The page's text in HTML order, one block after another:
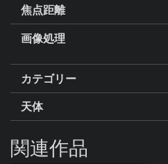
焦点距離
画像処理
カテゴリー
天体
関連作品